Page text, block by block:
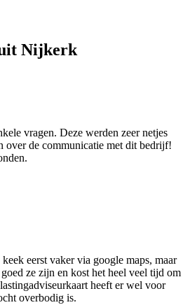
Nijkerk
vragen. Deze werden zeer netjes
over de communicatie met dit bedrijf!
eerst vaker via google maps, maar
ze zijn en kost het heel veel tijd om
heeft er wel voor
overbodig is.